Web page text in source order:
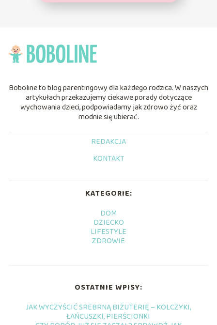
Boboline to blog parentingowy dla każdego rodzica. W naszych
artykułach przekazujemy ciekawe porady dotyczące
wychowania dzieci, podpowiadamy jak zdrowo żyć oraz
modnie się ubierać.
REDAKCJA
KONTAKT
KATEGORIE:
DOM
DZIECKO
LIFESTYLE
ZDROWIE
OSTATNIE WPISY:
JAK WYCZYŚCIĆ SREBRNĄ BIŻUTERIĘ – KOLCZYKI,
ŁAŃCUSZKI, PIERŚCIONKI